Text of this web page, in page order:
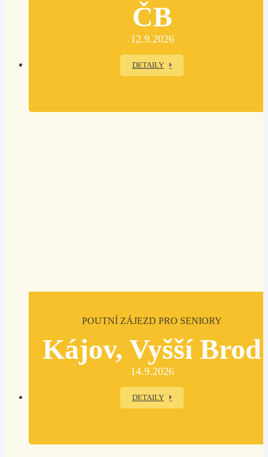
ČB
12.9.2026
DETAILY
POUTNÍ ZÁJEZD PRO SENIORY
Kájov, Vyšší Brod
14.9.2026
DETAILY